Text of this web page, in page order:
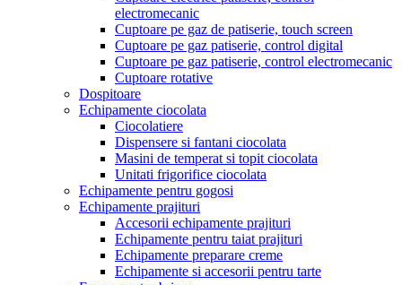
electromecanic
Cuptoare pe gaz de patiserie, touch screen
Cuptoare pe gaz patiserie, control digital
Cuptoare pe gaz patiserie, control electromecanic
Cuptoare rotative
Dospitoare
Echipamente ciocolata
Ciocolatiere
Dispensere si fantani ciocolata
Masini de temperat si topit ciocolata
Unitati frigorifice ciocolata
Echipamente pentru gogosi
Echipamente prajituri
Accesorii echipamente prajituri
Echipamente pentru taiat prajituri
Echipamente preparare creme
Echipamente si accesorii pentru tarte